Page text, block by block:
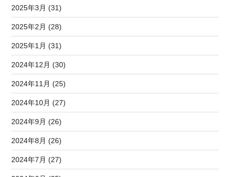
2025年3月 (31)
2025年2月 (28)
2025年1月 (31)
2024年12月 (30)
2024年11月 (25)
2024年10月 (27)
2024年9月 (26)
2024年8月 (26)
2024年7月 (27)